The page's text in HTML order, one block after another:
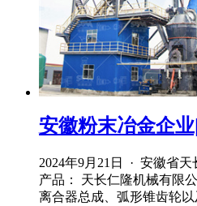
安徽粉末冶金企
2024年9月21日 · 安徽省
产品： 天长仁隆机械有限
离合器总成、弧形锥齿轮